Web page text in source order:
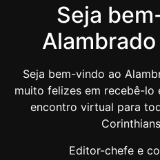
Seja
Seja bem-vindo ao
muito felizes em recebê-
encontro virtual para
Editor-chefe e